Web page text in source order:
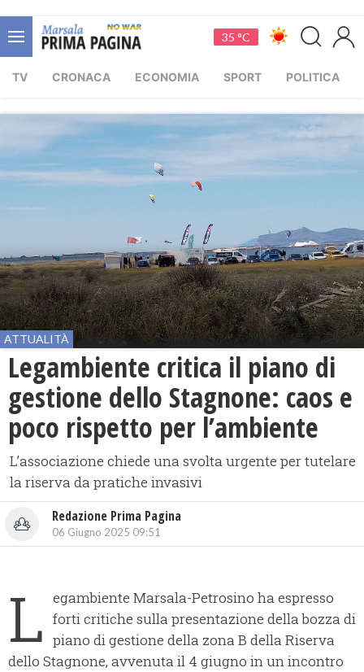
35 °C
TV CRONACA ECONOMIA SPORT POLITICA
ATTUALITÀ
Legambiente critica il piano di
gestione dello Stagnone: caos e
poco rispetto per l’ambiente
L’associazione chiede una svolta urgente per tutelare
la riserva da pratiche invasivi
Redazione Prima Pagina
06 Giugno 2025 09:51
L egambiente Marsala-Petrosino ha espresso
forti critiche sulla presentazione della bozza di
piano di gestione della zona B della Riserva
dello Stagnone, avvenuta il 4 giugno in un incontro